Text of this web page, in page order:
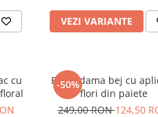
VEZI VARIANTE
cu
-50%
Bluza dama bej cu
flori din paiete
249,00 RON124,50